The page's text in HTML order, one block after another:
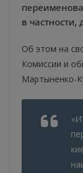
в
Об этом на
Комиссии и
Мартыненко-